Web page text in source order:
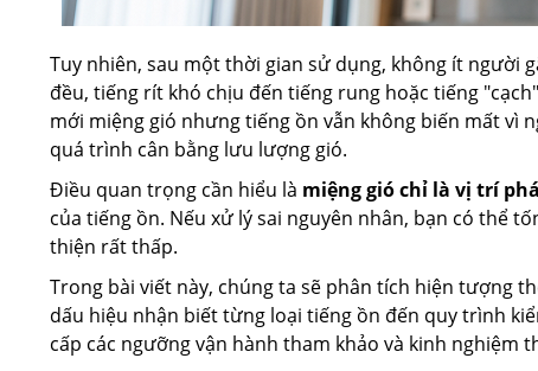
Tuy nhiên, sau một thời gian sử dụng, không ít người
đều, tiếng rít khó chịu đến tiếng rung hoặc tiếng
mới miệng gió nhưng tiếng ồn vẫn không biến mất vì
quá trình cân bằng lưu lượng gió.
Điều quan trọng cần hiểu là miệng gió chỉ là vị trí
của tiếng ồn. Nếu xử lý sai nguyên nhân, bạn có thể
thiện rất thấp.
Trong bài viết này, chúng ta sẽ phân tích hiện tượng
dấu hiệu nhận biết từng loại tiếng ồn đến quy trình
cấp các ngưỡng vận hành tham khảo và kinh nghiệm